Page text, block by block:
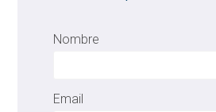
Nombre
Email